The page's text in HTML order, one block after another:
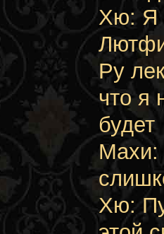
Хю: Я
Ру
что я
будет
Махи:
Хю: